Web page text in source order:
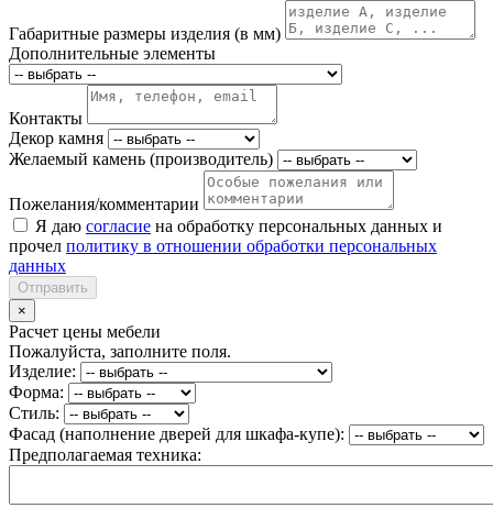
Габаритные размеры изделия (в мм)
Дополнительные элементы
Контакты
Декор камня
Желаемый камень (производитель)
Пожелания/комментарии
Я даю согласие на обработку персональных данных и
прочел политику в отношении обработки персональных
данных
Отправить
×
Расчет цены мебели
Пожалуйста, заполните поля.
Изделие:
Форма:
Стиль:
Фасад (наполнение дверей для шкафа-купе):
Предполагаемая техника: